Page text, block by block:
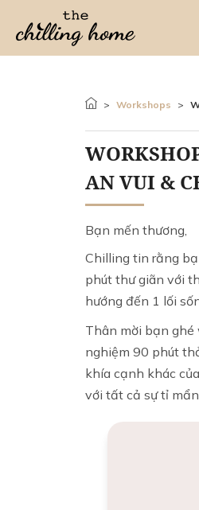
> Workshops >
AN VUI &
Bạn mến thương,
Chilling tin rằng
phút thư giãn với
hướng đến 1 lối
Thân mời bạn ghé
nghiệm 90 phút
khía cạnh khác
với tất cả sự tỉ